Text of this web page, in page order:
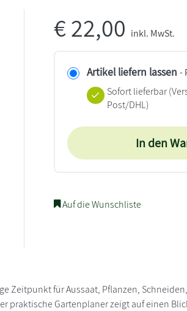
€22,00 inkl. MwSt.
Artikel liefern lassen -
Sofort lieferbar
Post/DHL)
In den
Auf die Wunschliste
Zeitpunkt für Aussaat, Pflanzen,
praktische Gartenplaner zeigt auf einen